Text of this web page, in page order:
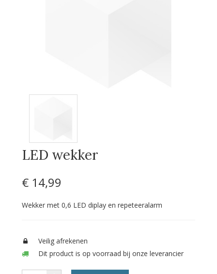
LED wekker
€ 14,99
Wekker met 0,6 LED diplay en repeteeralarm
Veilig afrekenen
Dit product is op voorraad bij onze leverancier